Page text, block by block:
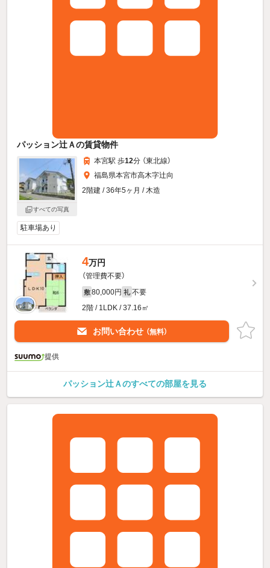
パッション辻Ａの賃貸物件
すべての写真
本宮駅 歩12分 （東北線）
福島県本宮市高木字辻向
2階建 / 36年5ヶ月 / 木造
駐車場あり
4万円
（管理費不要）
敷 80,000円 礼 不要
2階 / 1LDK / 37.16㎡
お問い合わせ （無料）
提供
パッション辻Ａのすべての部屋を見る